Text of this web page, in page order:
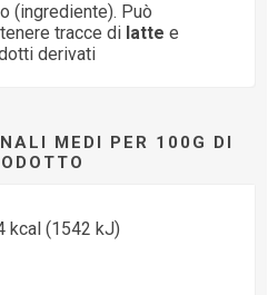
(ingrediente). Può
tracce di latte e
derivati
MEDI PER 100G DI
kcal (1542 kJ)